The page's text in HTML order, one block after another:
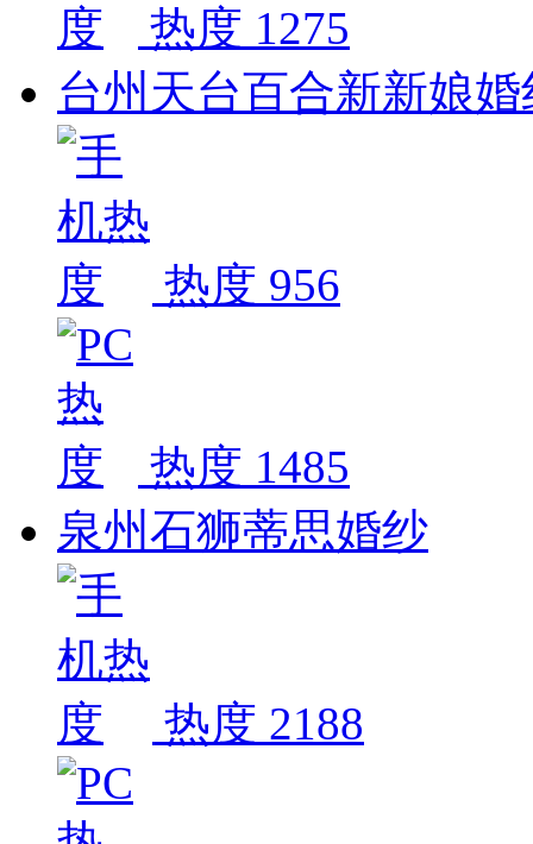
热度 1275
台州天台百合新新娘
热度 956
热度 1485
泉州石狮蒂思婚纱
热度 2188